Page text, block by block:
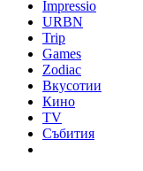
Impressio
URBN
Trip
Games
Zodiac
Вкусотии
Кино
TV
Събития